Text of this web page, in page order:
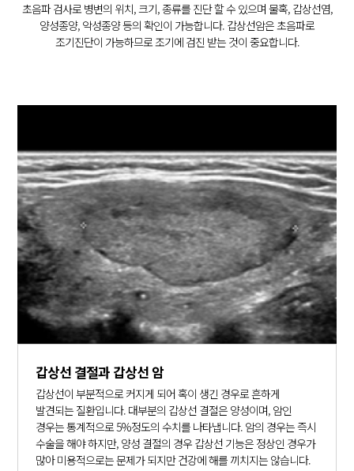
초음파 검사로 병변의 위치, 크기, 종류를 진단 할 수 있으며 물혹, 갑상선염,
양성종양, 악성종양 등의 확인이 가능합니다. 갑상선암은 초음파로
조기진단이 가능하므로 조기에 검진 받는 것이 중요합니다.
갑상선 결절과 갑상선 암
갑상선이 부분적으로 커지게 되어 혹이 생긴 경우로 흔하게
발견되는 질환입니다. 대부분의 갑상선 결절은 양성이며, 암인
경우는 통계적으로 5%정도의 수치를 나타냅니다. 암의 경우는 즉시
수술을 해야 하지만, 양성 결절의 경우 갑상선 기능은 정상인 경우가
많아 미용적으로는 문제가 되지만 건강에 해를 끼치지는 않습니다.